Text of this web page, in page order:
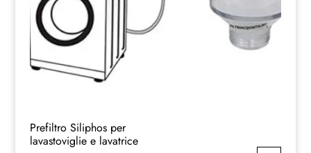
Prefiltro Siliphos per
lavastoviglie e lavatrice